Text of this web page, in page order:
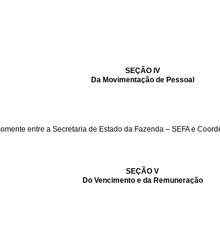
SEÇÃO IV
Da Movimentação de Pessoal
entre a Secretaria de Estado da Fazenda – SEFA e
SEÇÃO V
Do Vencimento e da Remuneração